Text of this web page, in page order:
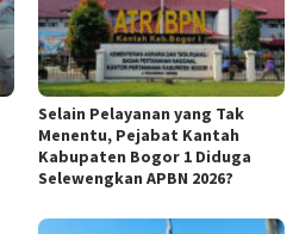
Selain Pelayanan yang Tak
Menentu, Pejabat Kantah
Kabupaten Bogor 1 Diduga
Selewengkan APBN 2026?